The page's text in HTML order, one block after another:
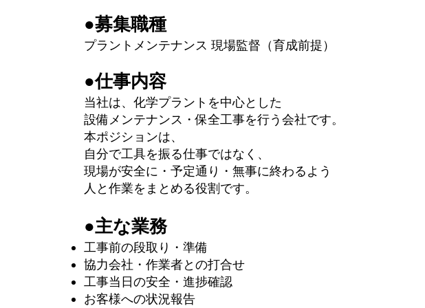
●募集職種
プラントメンテナンス 現場監督（育成前提）
●仕事内容
当社は、化学プラントを中心とした
設備メンテナンス・保全工事を行う会社です。
本ポジションは、
自分で工具を振る仕事ではなく、
現場が安全に・予定通り・無事に終わるよう
人と作業をまとめる役割です。
●主な業務
工事前の段取り・準備
協力会社・作業者との打合せ
工事当日の安全・進捗確認
お客様への状況報告